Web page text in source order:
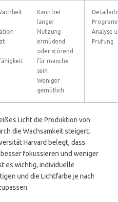
Kann bei
langer
Nutzung
ermüdend
oder störend
für manche
sein
Weniger
gemütlich
Analyse
Prüfung
Licht die Produktion von
die Wachsamkeit steigert.
Harvard belegt, dass
fokussieren und weniger
es wichtig, individuelle
und die Lichtfarbe je nach